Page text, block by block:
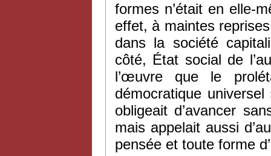
formes n’était en elle-
effet, à maintes
dans la société
côté, État social de
l’œuvre que le
démocratique
obligeait d’avancer
mais appelait aussi
pensée et toute forme